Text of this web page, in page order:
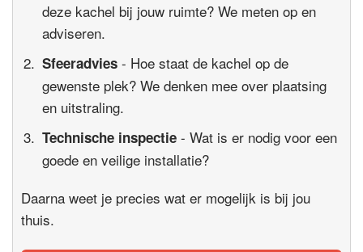
deze kachel bij jouw ruimte? We meten op en
adviseren.
Sfeeradvies - Hoe staat de kachel op de
gewenste plek? We denken mee over plaatsing
en uitstraling.
Technische inspectie - Wat is er nodig voor een
goede en veilige installatie?
Daarna weet je precies wat er mogelijk is bij jou
thuis.